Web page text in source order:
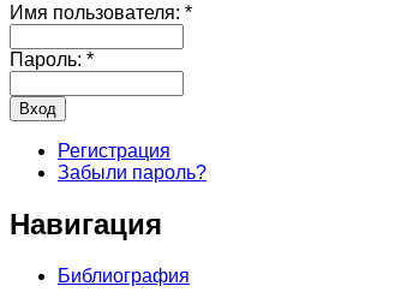
Имя пользователя: *
Пароль: *
Регистрация
Забыли пароль?
Навигация
Библиография